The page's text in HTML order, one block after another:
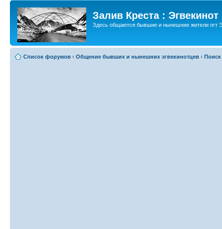
Залив Креста : Эгвекинот
Здесь общаются бывшие и нынешние жители пгт
Список форумов ‹ Общение бывших и нынешних эгвекинотцев ‹ Поиск